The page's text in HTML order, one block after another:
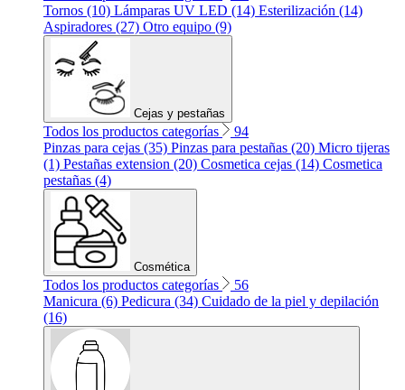
Tornos (10) Lámparas UV LED (14) Esterilización (14)
Aspiradores (27) Otro equipo (9)
Cejas y pestañas
Todos los productos categorías
94
Pinzas para cejas (35) Pinzas para pestañas (20) Micro tijeras
(1) Pestañas extension (20) Cosmetica cejas (14) Cosmetica
pestañas (4)
Cosmética
Todos los productos categorías
56
Manicura (6) Pedicura (34) Cuidado de la piel y depilación
(16)